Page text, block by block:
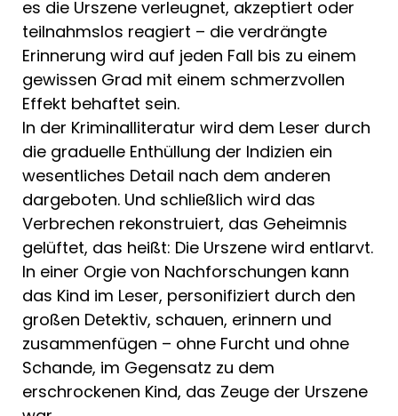
es die Urszene verleugnet, akzeptiert oder
teilnahmslos reagiert – die verdräng­te
Erinnerung wird auf jeden Fall bis zu einem
gewissen Grad mit einem schmerzvollen
Effekt behaftet sein.
In der Kriminalliteratur wird dem Le­ser durch
die graduelle Enthüllung der Indizien ein
wesentliches Detail nach dem anderen
dargeboten. Und schließlich wird das
Verbrechen rekonstruiert, das Ge­heimnis
gelüftet, das heißt: Die Urszene wird entlarvt.
In einer Orgie von Nachfor­schungen kann
das Kind im Leser, perso­nifiziert durch den
großen Detektiv, schauen, erinnern und
zusammenfügen – ohne Furcht und ohne
Schande, im Ge­gensatz zu dem
erschrockenen Kind, das Zeuge der Urszene